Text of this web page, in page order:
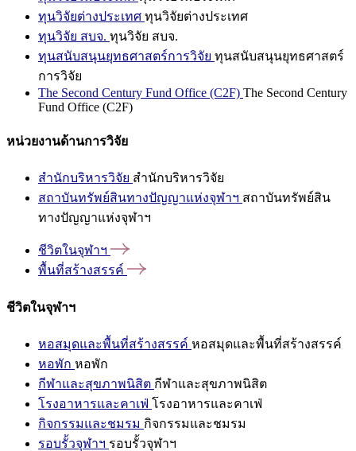
ทุนวิจัยต่างประเทศ ทุนวิจัยต่างประเทศ
ทุนวิจัย สบจ. ทุนวิจัย สบจ.
ทุนสนับสนุนยุทธศาสตร์การวิจัย ทุนสนับสนุนยุทธศาสตร์
การวิจัย
The Second Century Fund Office (C2F) The Second Century
Fund Office (C2F)
หน่วยงานด้านการวิจัย
สำนักบริหารวิจัย สำนักบริหารวิจัย
สถาบันทรัพย์สินทางปัญญาแห่งจุฬาฯ สถาบันทรัพย์สิน
ทางปัญญาแห่งจุฬาฯ
ชีวิตในจุฬาฯ
พื้นที่สร้างสรรค์
ชีวิตในจุฬาฯ
หอสมุดและพื้นที่สร้างสรรค์ หอสมุดและพื้นที่สร้างสรรค์
หอพัก หอพัก
กีฬาและสุขภาพนิสิต กีฬาและสุขภาพนิสิต
โรงอาหารและคาเฟ่ โรงอาหารและคาเฟ่
กิจกรรมและชมรม กิจกรรมและชมรม
รอบรั้วจุฬาฯ รอบรั้วจุฬาฯ